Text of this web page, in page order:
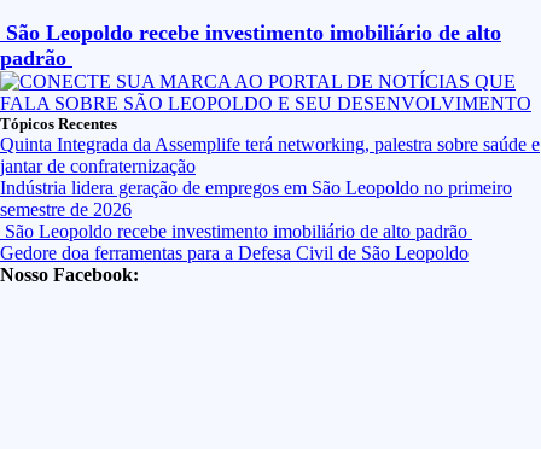
São Leopoldo recebe investimento imobiliário de alto
padrão
Tópicos Recentes
Quinta Integrada da Assemplife terá networking, palestra sobre saúde e
jantar de confraternização
Indústria lidera geração de empregos em São Leopoldo no primeiro
semestre de 2026
São Leopoldo recebe investimento imobiliário de alto padrão
Gedore doa ferramentas para a Defesa Civil de São Leopoldo
Nosso Facebook: